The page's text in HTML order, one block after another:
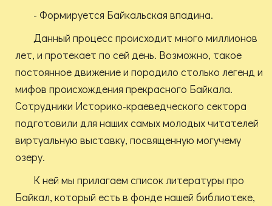
- Формируется Байкальская впадина.
Данный процесс происходит много миллионов
лет, и протекает по сей день. Возможно, такое
постоянное движение и породило столько легенд и
мифов происхождения прекрасного Байкала.
Сотрудники Историко-краеведческого сектора
подготовили для наших самых молодых читателей
виртуальную выставку, посвященную могучему
озеру.
К ней мы прилагаем список литературы про
Байкал, который есть в фонде нашей библиотеке,